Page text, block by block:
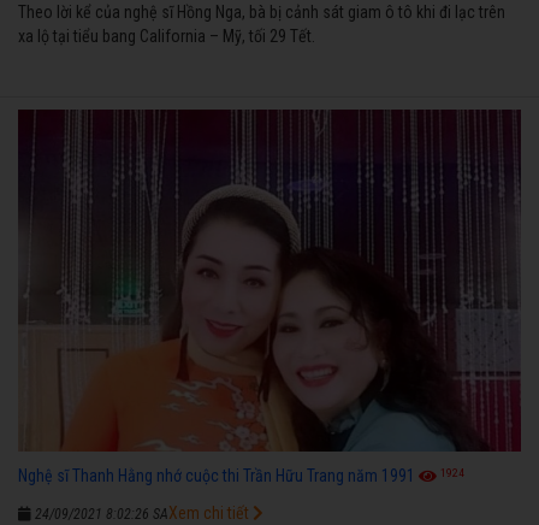
Theo lời kể của nghệ sĩ Hồng Nga, bà bị cảnh sát giam ô tô khi đi lạc trên
xa lộ tại tiểu bang California – Mỹ, tối 29 Tết.
Nghệ sĩ Thanh Hằng nhớ cuộc thi Trần Hữu Trang năm 1991 1924
24/09/2021 8:02:26 SAXem chi tiết